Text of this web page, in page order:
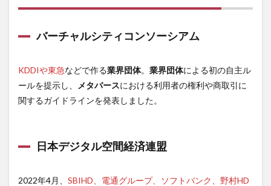
バーチャルシティコンソーシアム
KDDIや東急などで作る業界団体。 業界団体による初の自主ル
ールを提示し、
メタバースにおける利用者の権利や商取引に
関するガイドラインを発表しました。
日本デジタル空間経済連盟
2022年4月、 SBIHD、電通グループ、ソフトバンク、野村HD